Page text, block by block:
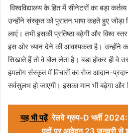
विश्वविद्यालय के हित में सीनेटरों का बड़ा
उन्होंने संस्कृत को पुरातन भाषा कहते हुए
लाएं। तभी इसकी प्रतिष्ठा बढ़ेगी और विश्व
इस ओर ध्यान देने की आवश्यकता है। उन्होंने
सिखाते हैं तो वे बोल लेता है। बड़ा होकर ही वे
हमलोग संस्कृत में विचारों का रोज आदान-
सर्वसुलभ हो जाएगी। इसका मान भी बढ़ेगा और
यह भी पढ़ें रेलवे ग्रुप-D भर्ती
पदों पर आवेदन 23 जनवरी से